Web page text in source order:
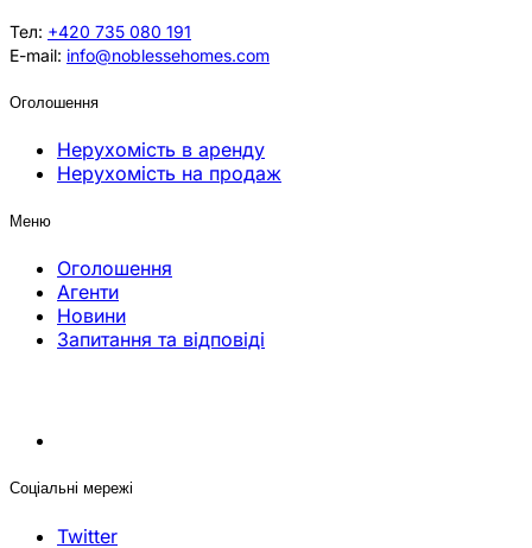
Тел: +420 735 080 191
E-mail: info@noblessehomes.com
Оголошення
Нерухомість в аренду
Нерухомість на продаж
Меню
Оголошення
Агенти
Новини
Запитання та відповіді
Соціальні мережі
Twitter